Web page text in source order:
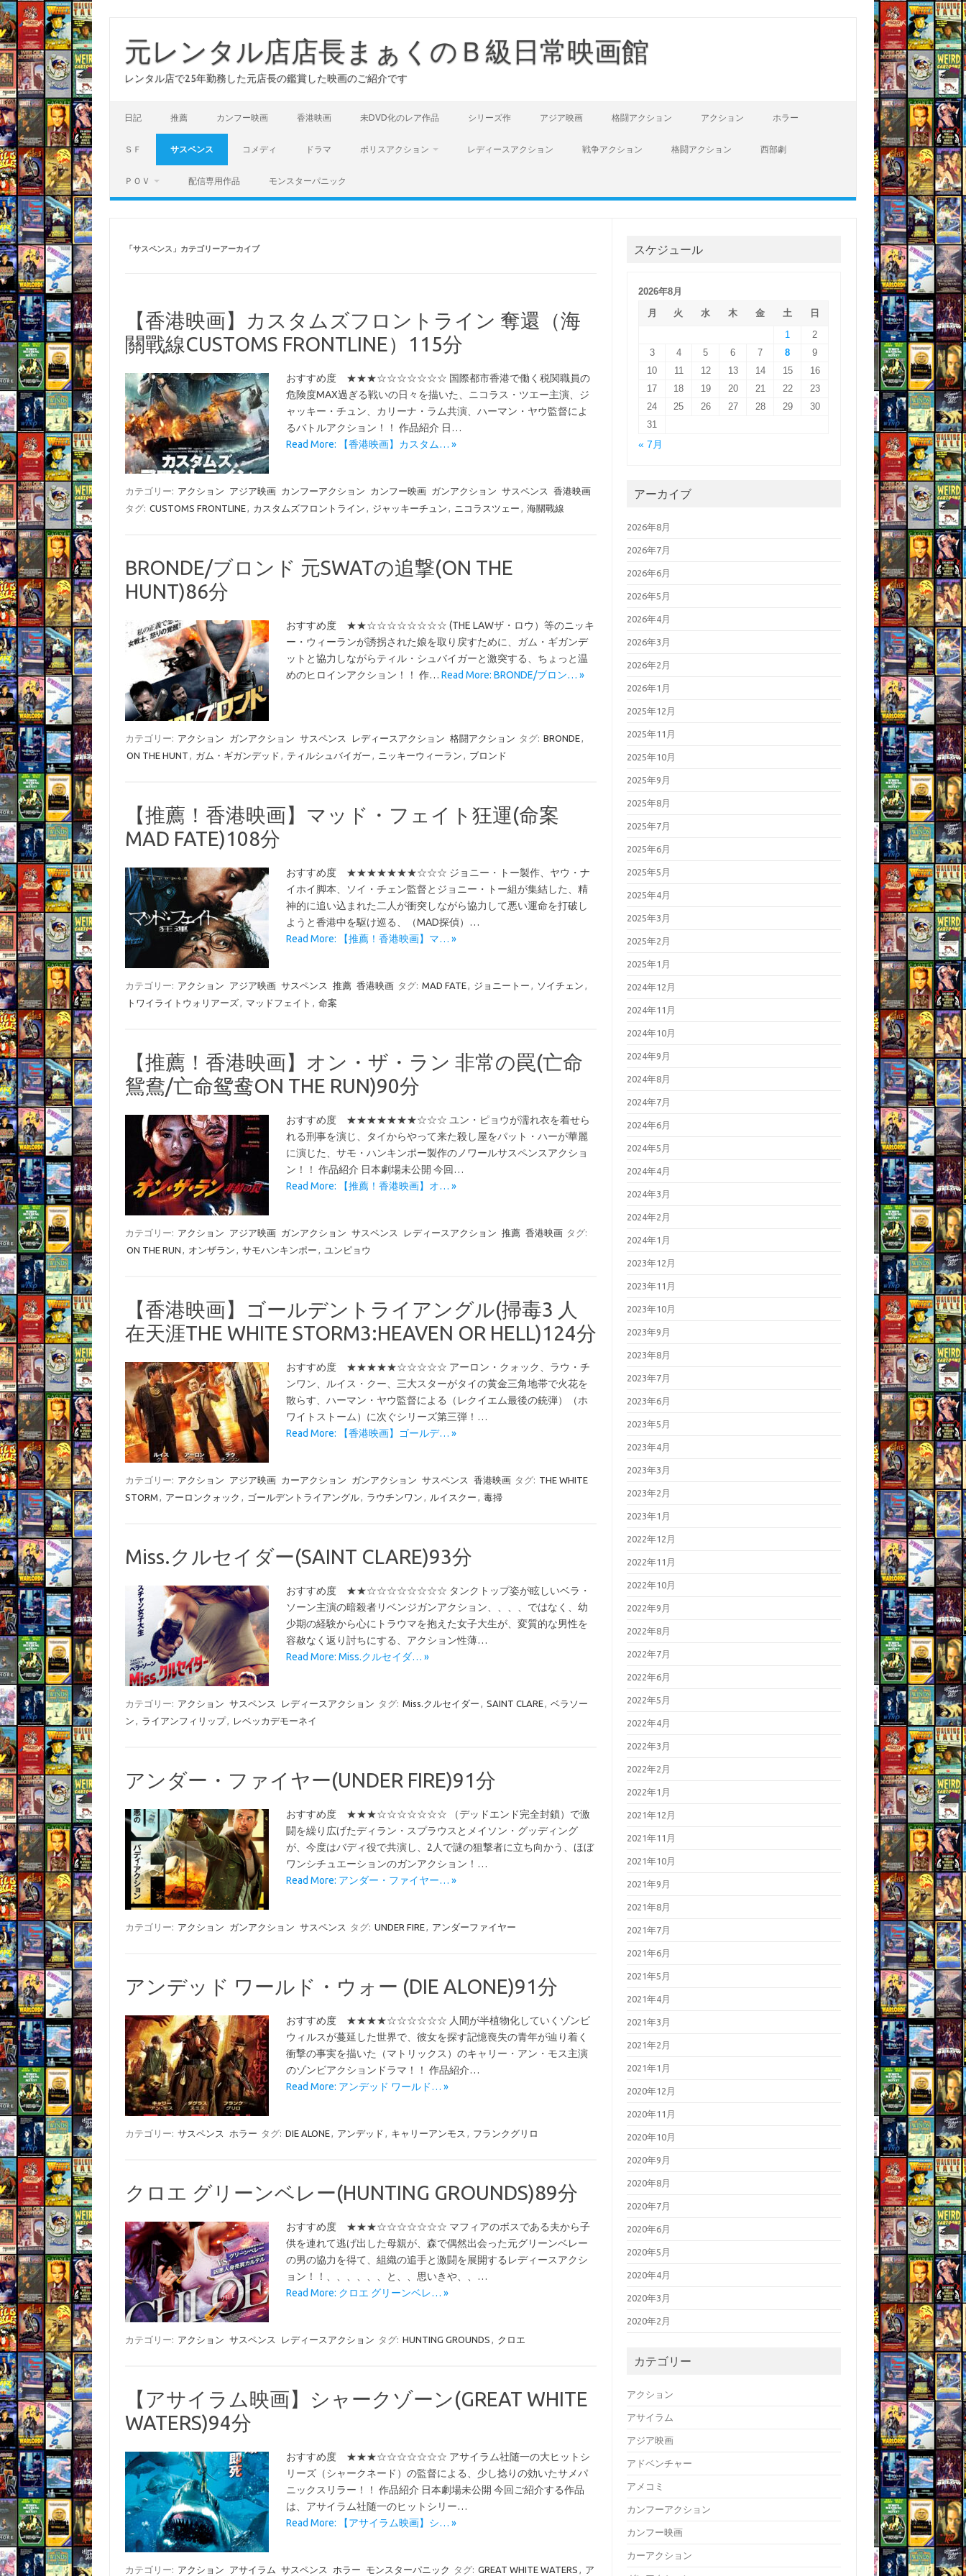
元レンタル店店長まぁくのＢ級日常映画館
レンタル店で25年勤務した元店長の鑑賞した映画のご紹介です
日記 推薦 カンフー映画 香港映画 未DVD化のレア作品 シリーズ作 アジア映画 格闘アクション アクション ホラー
ＳＦ サスペンス コメディ ドラマ ポリスアクション レディースアクション 戦争アクション 格闘アクション 西部劇
ＰＯＶ 配信専用作品 モンスターパニック
「サスペンス 」カテゴリーアーカイブ
【香港映画】カスタムズフロントライン 奪還（海
關戰線CUSTOMS FRONTLINE）115分
おすすめ度 ★★★☆☆☆☆☆☆☆ 国際都市香港で働く税関職員の
危険度MAX過ぎる戦いの日々を描いた、ニコラス・ツエー主演、ジ
ャッキー・チュン、カリーナ・ラム共演、ハーマン・ヤウ監督によ
るバトルアクション！！ 作品紹介 日…
Read More: 【香港映画】カスタム… »
カテゴリー: アクション アジア映画 カンフーアクション カンフー映画 ガンアクション サスペンス
香港映画
タグ: CUSTOMS FRONTLINE, カスタムズフロントライン , ジャッキーチュン , ニコラスツェー , 海關戰線
BRONDE/ブロンド 元SWATの追撃(ON THE
HUNT)86分
おすすめ度 ★★☆☆☆☆☆☆☆☆ (THE LAWザ・ロウ）等のニッキ
ー・ウィーランが誘拐された娘を取り戻すために、ガム・ギガンデ
ットと協力しながらティル・シュバイガーと激突する、ちょっと温
めのヒロインアクション！！ 作… Read More: BRONDE/ブロン… »
カテゴリー: アクション ガンアクション サスペンス レディースアクション 格闘アクション タグ: BRONDE,
ON THE HUNT , ガム・ギガンデッド , ティルシュバイガー , ニッキーウィーラン , ブロンド
【推薦！香港映画】マッド・フェイト狂運(命案
MAD FATE)108分
おすすめ度 ★★★★★★★☆☆☆ ジョニー・トー製作、ヤウ・ナ
イホイ脚本、ソイ・チェン監督とジョニー・トー組が集結した、精
神的に追い込まれた二人が衝突しながら協力して悪い運命を打破し
ようと香港中を駆け巡る、（MAD探偵）…
Read More: 【推薦！香港映画】マ… »
カテゴリー: アクション アジア映画 サスペンス 推薦 香港映画 タグ: MAD FATE, ジョニートー , ソイチェン ,
トワイライトウォリアーズ, マッドフェイト , 命案
【推薦！香港映画】オン・ザ・ラン 非常の罠(亡命
鴛鴦/亡命鸳鸯ON THE RUN)90分
おすすめ度 ★★★★★★★☆☆☆ ユン・ピョウが濡れ衣を着せら
れる刑事を演じ、タイからやって来た殺し屋をパット・ハーが華麗
に演じた、サモ・ハンキンポー製作のノワールサスペンスアクショ
ン！！ 作品紹介 日本劇場未公開 今回…
Read More: 【推薦！香港映画】オ… »
カテゴリー: アクション アジア映画 ガンアクション サスペンス レディースアクション 推薦 香港映画 タグ:
ON THE RUN , オンザラン , サモハンキンポー , ユンピョウ
【香港映画】ゴールデントライアングル(掃毒3 人
在天涯THE WHITE STORM3:HEAVEN OR HELL)124分
おすすめ度 ★★★★★☆☆☆☆☆ アーロン・クォック、ラウ・チ
ンワン、ルイス・クー、三大スターがタイの黄金三角地帯で火花を
散らす、ハーマン・ヤウ監督による（レクイエム最後の銃弾）（ホ
ワイトストーム）に次ぐシリーズ第三弾！…
Read More: 【香港映画】ゴールデ… »
カテゴリー: アクション アジア映画 カーアクション ガンアクション サスペンス 香港映画 タグ: THE WHITE
STORM , アーロンクォック , ゴールデントライアングル, ラウチンワン , ルイスクー , 毒掃
Miss.クルセイダー(SAINT CLARE)93分
おすすめ度 ★★☆☆☆☆☆☆☆☆ タンクトップ姿が眩しいベラ・
ソーン主演の暗殺者リベンジガンアクション、、、、ではなく、幼
少期の経験から心にトラウマを抱えた女子大生が、変質的な男性を
容赦なく返り討ちにする、アクション性薄…
Read More: Miss.クルセイダ… »
カテゴリー: アクション サスペンス レディースアクション タグ: Miss.クルセイダー , SAINT CLARE, ベラソー
ン , ライアンフィリップ, レベッカデモーネイ
アンダー・ファイヤー(UNDER FIRE)91分
おすすめ度 ★★★☆☆☆☆☆☆☆ （デッドエンド完全封鎖）で激
闘を繰り広げたディラン・スプラウスとメイソン・グッディング
が、今度はバディ役で共演し、2人で謎の狙撃者に立ち向かう、ほぼ
ワンシチュエーションのガンアクション！…
Read More: アンダー・ファイヤー… »
カテゴリー: アクション ガンアクション サスペンス タグ: UNDER FIRE, アンダーファイヤー
アンデッド ワールド・ウォー (DIE ALONE)91分
おすすめ度 ★★★★☆☆☆☆☆☆ 人間が半植物化していくゾンビ
ウィルスが蔓延した世界で、彼女を探す記憶喪失の青年が辿り着く
衝撃の事実を描いた（マトリックス）のキャリー・アン・モス主演
のゾンビアクションドラマ！！ 作品紹介…
Read More: アンデッド ワールド… »
カテゴリー: サスペンス ホラー タグ: DIE ALONE, アンデッド , キャリーアンモス , フランクグリロ
クロエ グリーンベレー(HUNTING GROUNDS)89分
おすすめ度 ★★★☆☆☆☆☆☆☆ マフィアのボスである夫から子
供を連れて逃げ出した母親が、森で偶然出会った元グリーンベレー
の男の協力を得て、組織の追手と激闘を展開するレディースアクシ
ョン！！、、、、、、と、、思いきや、、…
Read More: クロエ グリーンベレ… »
カテゴリー: アクション サスペンス レディースアクション タグ: HUNTING GROUNDS , クロエ
【アサイラム映画】シャークゾーン(GREAT WHITE
WATERS)94分
おすすめ度 ★★★☆☆☆☆☆☆☆ アサイラム社随一の大ヒットシ
リーズ（シャークネード）の監督による、少し捻りの効いたサメパ
ニックスリラー！！ 作品紹介 日本劇場未公開 今回ご紹介する作品
は、アサイラム社随一のヒットシリー…
Read More: 【アサイラム映画】シ… »
カテゴリー: アクション アサイラム サスペンス ホラー モンスターパニック タグ: GREAT WHITE WATERS , ア
スケジュール
2026年8月
月
火 水 木 金 土
日
1
2
3
4 5 6 7 8
9
10
11 12 13 14 15
16
17
18 19 20 21 22
23
24
25 26 27 28 29
30
31
« 7月
アーカイブ
2026年8月
2026年7月
2026年6月
2026年5月
2026年4月
2026年3月
2026年2月
2026年1月
2025年12月
2025年11月
2025年10月
2025年9月
2025年8月
2025年7月
2025年6月
2025年5月
2025年4月
2025年3月
2025年2月
2025年1月
2024年12月
2024年11月
2024年10月
2024年9月
2024年8月
2024年7月
2024年6月
2024年5月
2024年4月
2024年3月
2024年2月
2024年1月
2023年12月
2023年11月
2023年10月
2023年9月
2023年8月
2023年7月
2023年6月
2023年5月
2023年4月
2023年3月
2023年2月
2023年1月
2022年12月
2022年11月
2022年10月
2022年9月
2022年8月
2022年7月
2022年6月
2022年5月
2022年4月
2022年3月
2022年2月
2022年1月
2021年12月
2021年11月
2021年10月
2021年9月
2021年8月
2021年7月
2021年6月
2021年5月
2021年4月
2021年3月
2021年2月
2021年1月
2020年12月
2020年11月
2020年10月
2020年9月
2020年8月
2020年7月
2020年6月
2020年5月
2020年4月
2020年3月
2020年2月
カテゴリー
アクション
アサイラム
アジア映画
アドベンチャー
アメコミ
カンフーアクション
カンフー映画
カーアクション